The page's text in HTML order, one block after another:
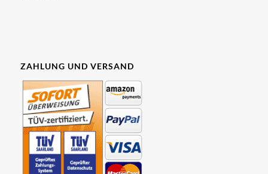
ZAHLUNG UND VERSAND